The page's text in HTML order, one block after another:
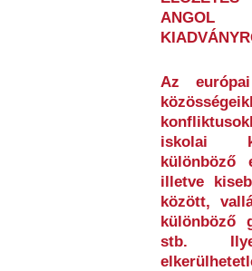
ANGOL
Az
iskolai
különböző
illetve
között,
különböző
stb.